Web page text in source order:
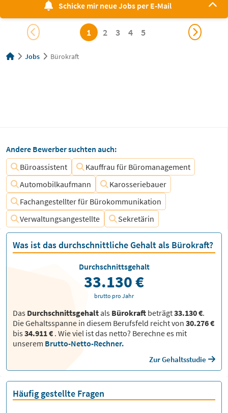
Schicke mir neue Jobs per E-Mail
1 2 3 4 5
Jobs Bürokraft
Andere Bewerber suchten auch:
Büroassistent
Kauffrau für Büromanagement
Automobilkaufmann
Karosseriebauer
Fachangestellter für Bürokommunikation
Verwaltungsangestellte
Sekretärin
Was ist das durchschnittliche Gehalt als Bürokraft?
Das Durchschnittsgehaltals Bürokraft beträgt33.130 €.
Die Gehaltsspanne in diesem Berufsfeld reicht von 30.276 €
bis34.911 € . Wie viel ist das netto? Berechne es mit
unserem Brutto-Netto-Rechner.
Zur Gehaltsstudie
Durchschnittsgehalt
33.130 €
brutto pro Jahr
Häufig gestellte Fragen